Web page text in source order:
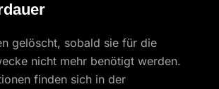
gelöscht, sobald sie für die
nicht mehr benötigt werden.
finden sich in der